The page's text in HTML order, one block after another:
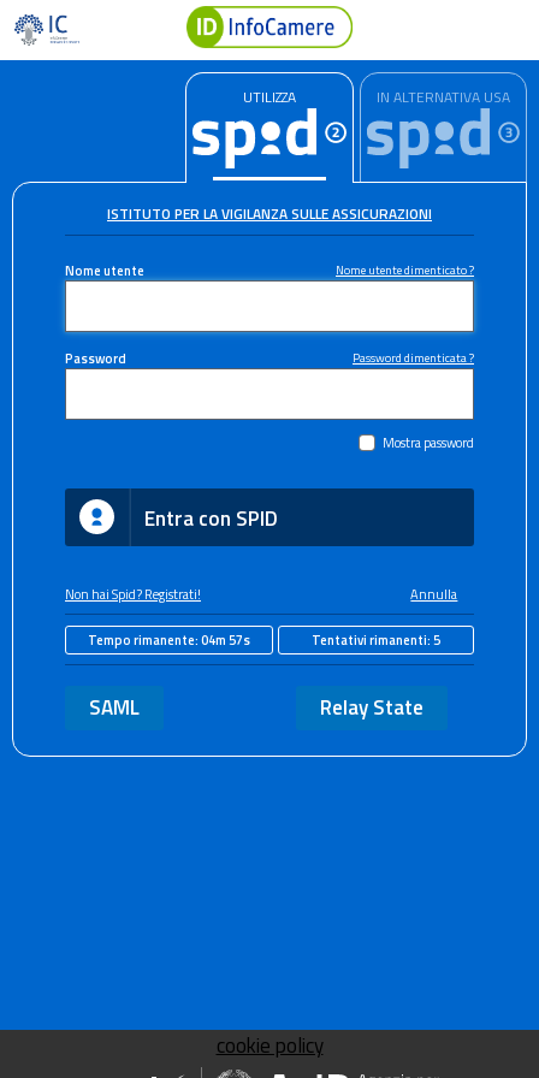
UTILIZZA IN ALTERNATIVA USA
ISTITUTO PER LA VIGILANZA SULLE ASSICURAZIONI
Nome utente Nome utente dimenticato ?
Password Password dimenticata ?
Mostra password
Entra con SPID
Non hai Spid? Registrati! Annulla
Tempo rimanente:04m 56s Tentativi rimanenti:5
SAML Relay State
cookie policy